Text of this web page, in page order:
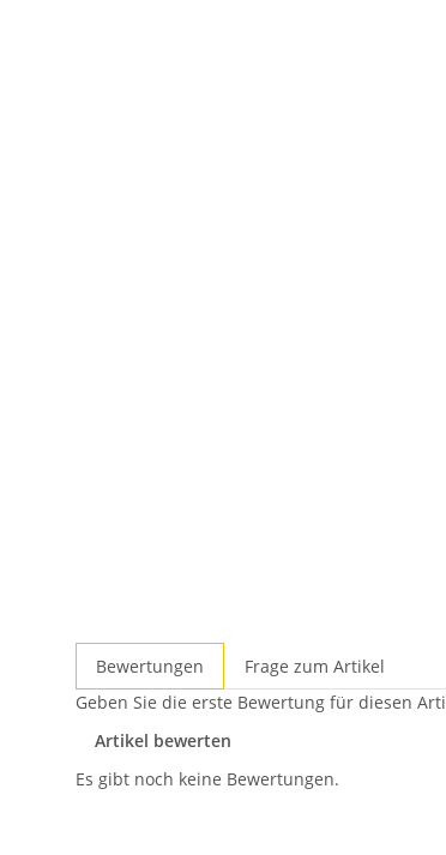
Bewertungen
Frage zum Artikel
Geben Sie die erste Bewertung für diesen
Artikel bewerten
Es gibt noch keine Bewertungen.